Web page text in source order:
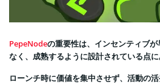
PepeNodeの重要性は、インセンティブ
なく、成熟するように設計されている点に
ローンチ時に価値を集中させず、活動の